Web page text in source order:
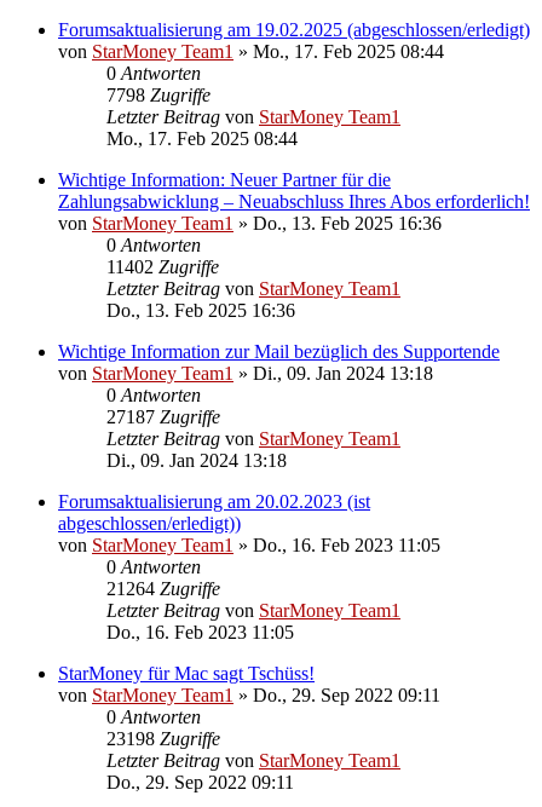
Forumsaktualisierung am 19.02.2025 (abgeschlossen/erledigt)
von StarMoney Team1 » Mo., 17. Feb 2025 08:44
0 Antworten
7798 Zugriffe
Letzter Beitrag von StarMoney Team1
Mo., 17. Feb 2025 08:44
Wichtige Information: Neuer Partner für die
Zahlungsabwicklung – Neuabschluss Ihres Abos erforderlich!
von StarMoney Team1 » Do., 13. Feb 2025 16:36
0 Antworten
11402 Zugriffe
Letzter Beitrag von StarMoney Team1
Do., 13. Feb 2025 16:36
Wichtige Information zur Mail bezüglich des Supportende
von StarMoney Team1 » Di., 09. Jan 2024 13:18
0 Antworten
27187 Zugriffe
Letzter Beitrag von StarMoney Team1
Di., 09. Jan 2024 13:18
Forumsaktualisierung am 20.02.2023 (ist
abgeschlossen/erledigt))
von StarMoney Team1 » Do., 16. Feb 2023 11:05
0 Antworten
21264 Zugriffe
Letzter Beitrag von StarMoney Team1
Do., 16. Feb 2023 11:05
StarMoney für Mac sagt Tschüss!
von StarMoney Team1 » Do., 29. Sep 2022 09:11
0 Antworten
23198 Zugriffe
Letzter Beitrag von StarMoney Team1
Do., 29. Sep 2022 09:11